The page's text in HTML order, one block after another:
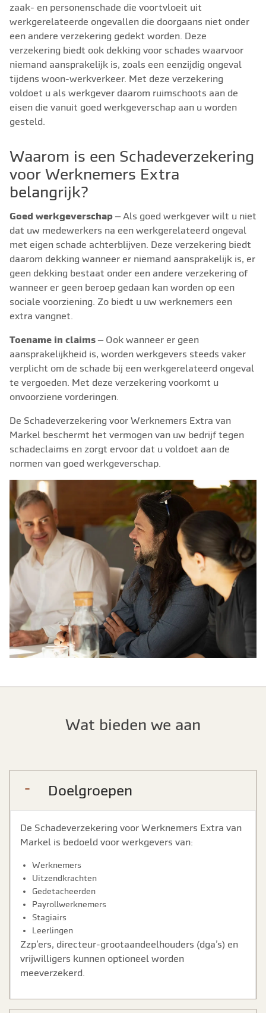
zaak- en personenschade die voortvloeit uit
werkgerelateerde ongevallen die doorgaans niet onder
een andere verzekering gedekt worden. Deze
verzekering biedt ook dekking voor schades waarvoor
niemand aansprakelijk is, zoals een eenzijdig ongeval
tijdens woon-werkverkeer. Met deze verzekering
voldoet u als werkgever daarom ruimschoots aan de
eisen die vanuit goed werkgeverschap aan u worden
gesteld.
Waarom is een Schadeverzekering
voor Werknemers Extra
belangrijk?
Goed werkgeverschap– Als goed werkgever wilt u niet
dat uw medewerkers na een werkgerelateerd ongeval
met eigen schade achterblijven. Deze verzekering biedt
daarom dekking wanneer er niemand aansprakelijk is, er
geen dekking bestaat onder een andere verzekering of
wanneer er geen beroep gedaan kan worden op een
sociale voorziening. Zo biedt u uw werknemers een
extra vangnet.
Toename in claims– Ook wanneer er geen
aansprakelijkheid is, worden werkgevers steeds vaker
verplicht om de schade bij een werkgerelateerd ongeval
te vergoeden. Met deze verzekering voorkomt u
onvoorziene vorderingen.
De Schadeverzekering voor Werknemers Extra van
Markel beschermt het vermogen van uw bedrijf tegen
schadeclaims en zorgt ervoor dat u voldoet aan de
normen van goed werkgeverschap.
Wat bieden we aan
Doelgroepen
De Schadeverzekering voor Werknemers Extra van
Markel is bedoeld voor werkgevers van:
Werknemers
Uitzendkrachten
Gedetacheerden
Payrollwerknemers
Stagiairs
Leerlingen
Zzp’ers, directeur-grootaandeelhouders (dga’s) en
vrijwilligers kunnen optioneel worden
meeverzekerd.